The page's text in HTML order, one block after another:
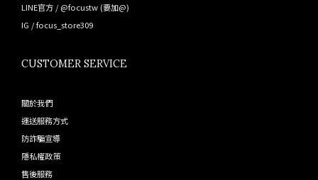
LINE官方 / @focustw (要加@)
IG /focus_store309
CUSTOMER SERVICE
關於我們
運送服務方式
防詐騙宣導
隱私權政策
售後服務